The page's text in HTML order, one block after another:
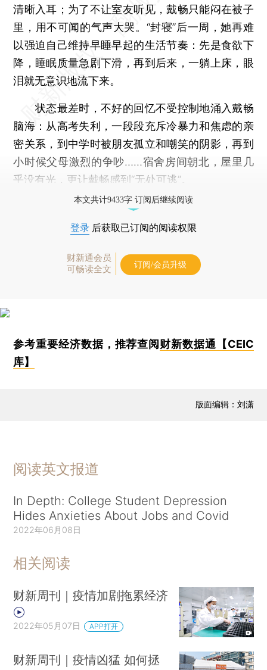
清晰入耳；为了不让室友听见，戴畅只能闷在被子
里，用不可闻的气声大哭。“封寝”后一周，她再难
以强迫自己维持早睡早起的生活节奏：先是食欲下
降，睡眠质量急剧下滑，再到后来，一躺上床，眼
泪就无意识地流下来。
状态最差时，不好的回忆不受控制地涌入戴畅
脑海：从高考失利，一段段充斥冷暴力和焦虑的亲
密关系，到中学时被朋友孤立和嘲笑的阴影，再到
小时候父母激烈的争吵……宿舍房间朝北，屋里几
乎没有光，更让戴畅感到“无处可逃”。
本文共计9433字 订阅后继续阅读
登录 后获取已订阅的阅读权限
财新通会员
可畅读全文
订阅/会员升级
参考重要经济数据，推荐查阅财新数据通【CEIC
库】
版面编辑：刘潇
阅读英文报道
In Depth: College Student Depression
Hides Anxieties About Jobs and Covid
2022年06月08日
相关阅读
财新周刊｜疫情加剧拖累经济
2022年05月07日 APP打开
财新周刊｜疫情凶猛 如何拯